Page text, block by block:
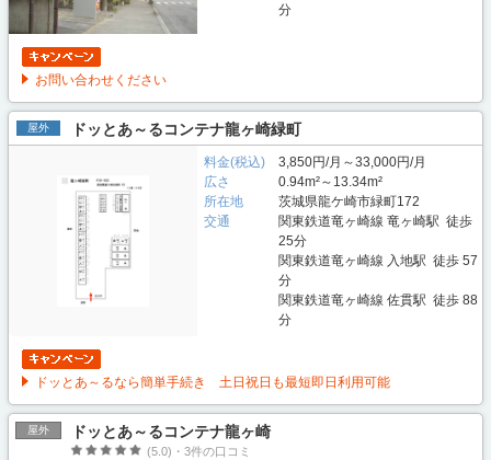
分
お問い合わせください
屋外 ドッとあ～るコンテナ龍ヶ崎緑町
料金(税込)
3,850円/月～33,000円/月
広さ
0.94m²～13.34m²
所在地
茨城県龍ケ崎市緑町172
交通
関東鉄道竜ヶ崎線 竜ヶ崎駅 徒歩
25分
関東鉄道竜ヶ崎線 入地駅 徒歩 57
分
関東鉄道竜ヶ崎線 佐貫駅 徒歩 88
分
ドッとあ～るなら簡単手続き 土日祝日も最短即日利用可能
屋外 ドッとあ～るコンテナ龍ヶ崎
(5.0)・3件の口コミ